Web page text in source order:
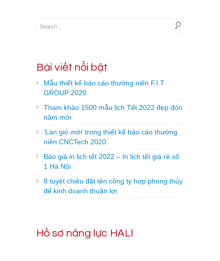
Bài viết nổi bật
Mẫu thiết kế báo cáo thường niên F.I.T
GROUP 2020
Tham khảo 1500 mẫu lịch Tết 2022 đẹp đón
năm mới
‘Làn gió mới’ trong thiết kế báo cáo thường
niên CNCTech 2020
Báo giá in lịch tết 2022 – In lịch tết giá rẻ số
1 Hà Nội
8 tuyệt chiêu đặt tên công ty hợp phong thủy
để kinh doanh thuận lợi
Hồ sơ năng lực HALI